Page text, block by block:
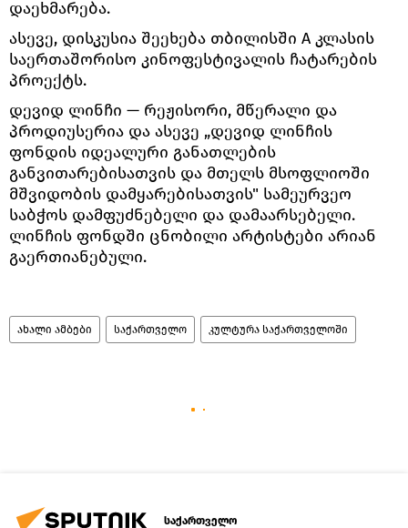
დაეხმარება.
ასევე, დისკუსია შეეხება თბილისში А კლასის
საერთაშორისო კინოფესტივალის ჩატარების
პროექტს.
დევიდ ლინჩი — რეჟისორი, მწერალი და
პროდიუსერია და ასევე „დევიდ ლინჩის
ფონდის იდეალური განათლების
განვითარებისათვის და მთელს მსოფლიოში
მშვიდობის დამყარებისათვის" სამეურვეო
საბჭოს დამფუძნებელი და დამაარსებელი.
ლინჩის ფონდში ცნობილი არტისტები არიან
გაერთიანებული.
ახალი ამბები საქართველო კულტურა საქართველოში
საქართველო